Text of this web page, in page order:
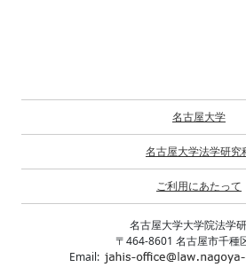
名古屋大学
名古屋大学法学研究
ご利用にあたって
名古屋大学大学院法学
〒464-8601 名古屋市千種
Email: